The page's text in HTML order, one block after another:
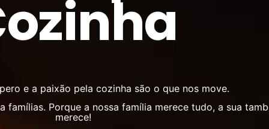
e a paixão pela cozinha são o que nos move.
famílias. Porque a nossa família merece tudo, a sua
merece!